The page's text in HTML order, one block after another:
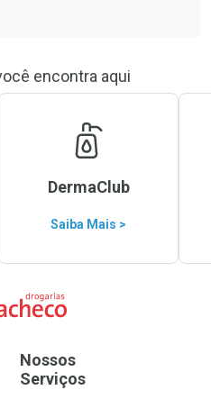
encontra aqui
DermaClub
Saiba Mais >
Home
Nossos
Serviços